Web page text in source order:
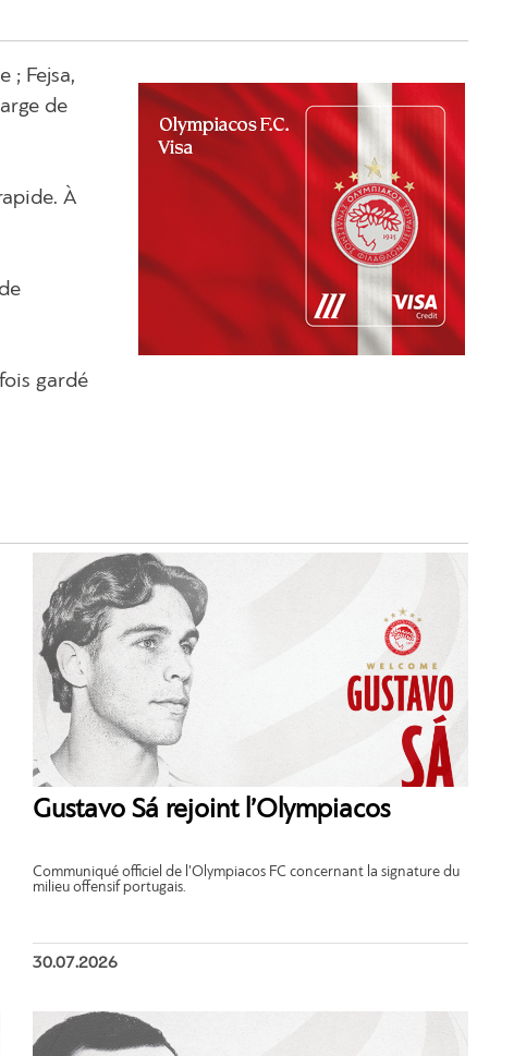
; Fejsa,
de
À
gardé
Gustavo Sá rejoint l’Olympiacos
Communiqué officiel de l’Olympiacos FC concernant la signature du
milieu offensif portugais.
30.07.2026